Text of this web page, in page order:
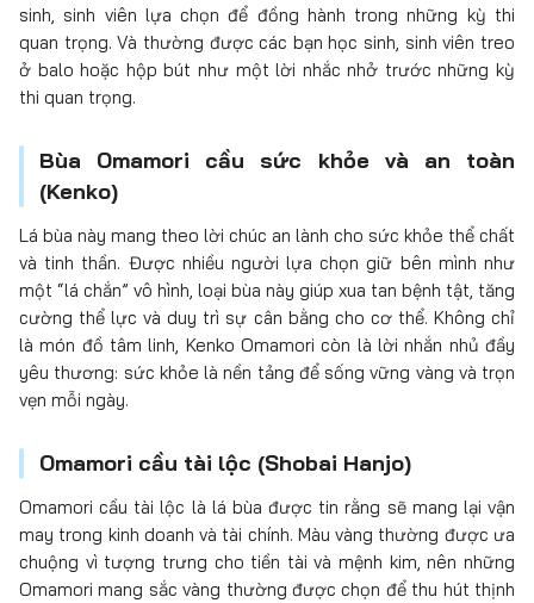
sinh, sinh viên lựa chọn để đồng hành trong những kỳ thi
quan trọng. Và thường được các bạn học sinh, sinh viên treo
ở balo hoặc hộp bút như một lời nhắc nhở trước những kỳ
thi quan trọng.
Bùa Omamori cầu sức khỏe và an toàn
(Kenko)
Lá bùa này mang theo lời chúc an lành cho sức khỏe thể chất
và tinh thần. Được nhiều người lựa chọn giữ bên mình như
một “lá chắn” vô hình, loại bùa này giúp xua tan bệnh tật, tăng
cường thể lực và duy trì sự cân bằng cho cơ thể. Không chỉ
là món đồ tâm linh, Kenko Omamori còn là lời nhắn nhủ đầy
yêu thương: sức khỏe là nền tảng để sống vững vàng và trọn
vẹn mỗi ngày.
Omamori cầu tài lộc (Shobai Hanjo)
Omamori cầu tài lộc là lá bùa được tin rằng sẽ mang lại vận
may trong kinh doanh và tài chính. Màu vàng thường được ưa
chuộng vì tượng trưng cho tiền tài và mệnh kim, nên những
Omamori mang sắc vàng thường được chọn để thu hút thịnh